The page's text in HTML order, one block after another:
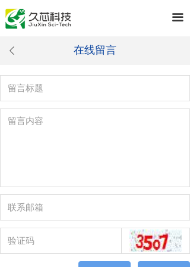
끀
ꄴ 在线留言